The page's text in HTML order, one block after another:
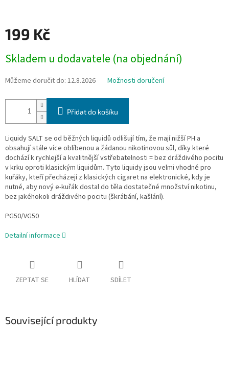
199 Kč
cena:
Skladem u dodavatele (na objednání)
Můžeme doručit do: 12.8.2026 Možnosti doručení
Přidat do košíku
Liquidy SALT se od běžných liquidů odlišují tím, že mají nižší PH a
obsahují stále více oblíbenou a žádanou nikotinovou sůl, díky které
dochází k rychlejší a kvalitnější vstřebatelnosti = bez dráždivého pocitu
v krku oproti klasickým liquidům. Tyto liquidy jsou velmi vhodné pro
kuřáky, kteří přecházejí z klasických cigaret na elektronické, kdy je
nutné, aby nový e-kuřák dostal do těla dostatečné množství nikotinu,
bez jakéhokoli dráždivého pocitu (škrábání, kašlání).
PG50/VG50
Detailní informace
ZEPTAT SE HLÍDAT SDÍLET
Související produkty